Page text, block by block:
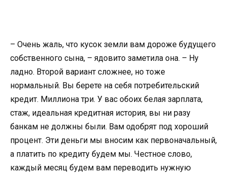
– Очень жаль, что кусок земли вам дороже будущего
собственного сына, – ядовито заметила она. – Ну
ладно. Второй вариант сложнее, но тоже
нормальный. Вы берете на себя потребительский
кредит. Миллиона три. У вас обоих белая зарплата,
стаж, идеальная кредитная история, вы ни разу
банкам не должны были. Вам одобрят под хороший
процент. Эти деньги мы вносим как первоначальный,
а платить по кредиту будем мы. Честное слово,
каждый месяц будем вам переводить нужную